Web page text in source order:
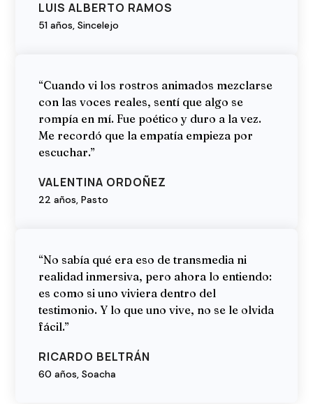
LUIS ALBERTO RAMOS
51 años, Sincelejo
“Cuando vi los rostros animados mezclarse
con las voces reales, sentí que algo se
rompía en mí. Fue poético y duro a la vez.
Me recordó que la empatía empieza por
escuchar.”
VALENTINA ORDOÑEZ
22 años, Pasto
“No sabía qué era eso de transmedia ni
realidad inmersiva, pero ahora lo entiendo:
es como si uno viviera dentro del
testimonio. Y lo que uno vive, no se le olvida
fácil.”
RICARDO BELTRÁN
60 años, Soacha